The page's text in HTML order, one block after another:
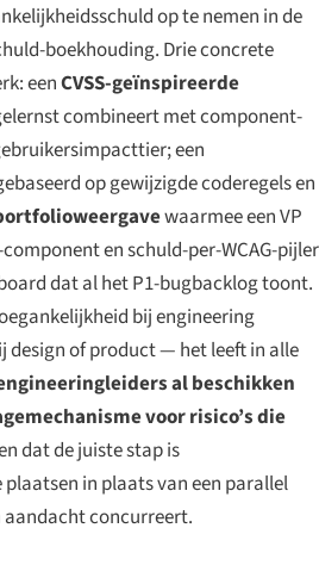
op te nemen in de
boekhouding. Drie concrete
eenCVSS-geïnspireerde
combineert met component-
een
op gewijzigde coderegels en
waarmee een VP
en schuld-per-WCAG-pijler
dat al het P1-bugbacklog toont.
bij engineering
of product — het leeft in alle
al beschikken
voor risico’s die
dat de juiste stap is
in plaats van een parallel
aandacht concurreert.